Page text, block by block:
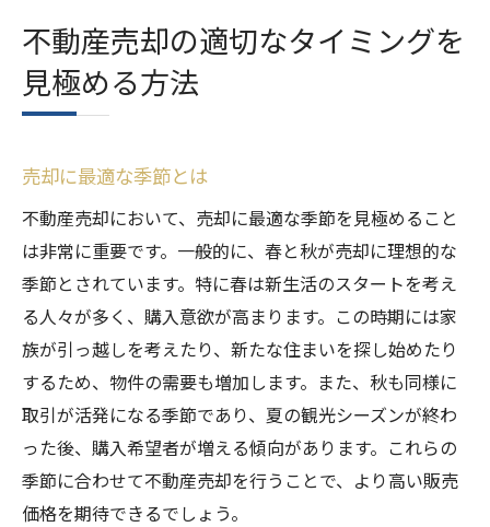
不動産売却の適切なタイミングを
見極める方法
売却に最適な季節とは
不動産売却において、売却に最適な季節を見極めること
は非常に重要です。一般的に、春と秋が売却に理想的な
季節とされています。特に春は新生活のスタートを考え
る人々が多く、購入意欲が高まります。この時期には家
族が引っ越しを考えたり、新たな住まいを探し始めたり
するため、物件の需要も増加します。また、秋も同様に
取引が活発になる季節であり、夏の観光シーズンが終わ
った後、購入希望者が増える傾向があります。これらの
季節に合わせて不動産売却を行うことで、より高い販売
価格を期待できるでしょう。